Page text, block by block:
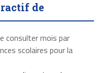
de
consulter mois par
scolaires pour la